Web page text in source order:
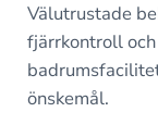
Välutrustade
fjärrkontroll
önskemål.